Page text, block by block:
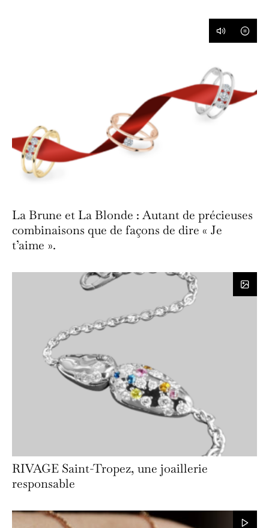
La Brune et La Blonde : Autant de précieuses
combinaisons que de façons de dire « Je
t’aime ».
RIVAGE Saint-Tropez, une joaillerie
responsable